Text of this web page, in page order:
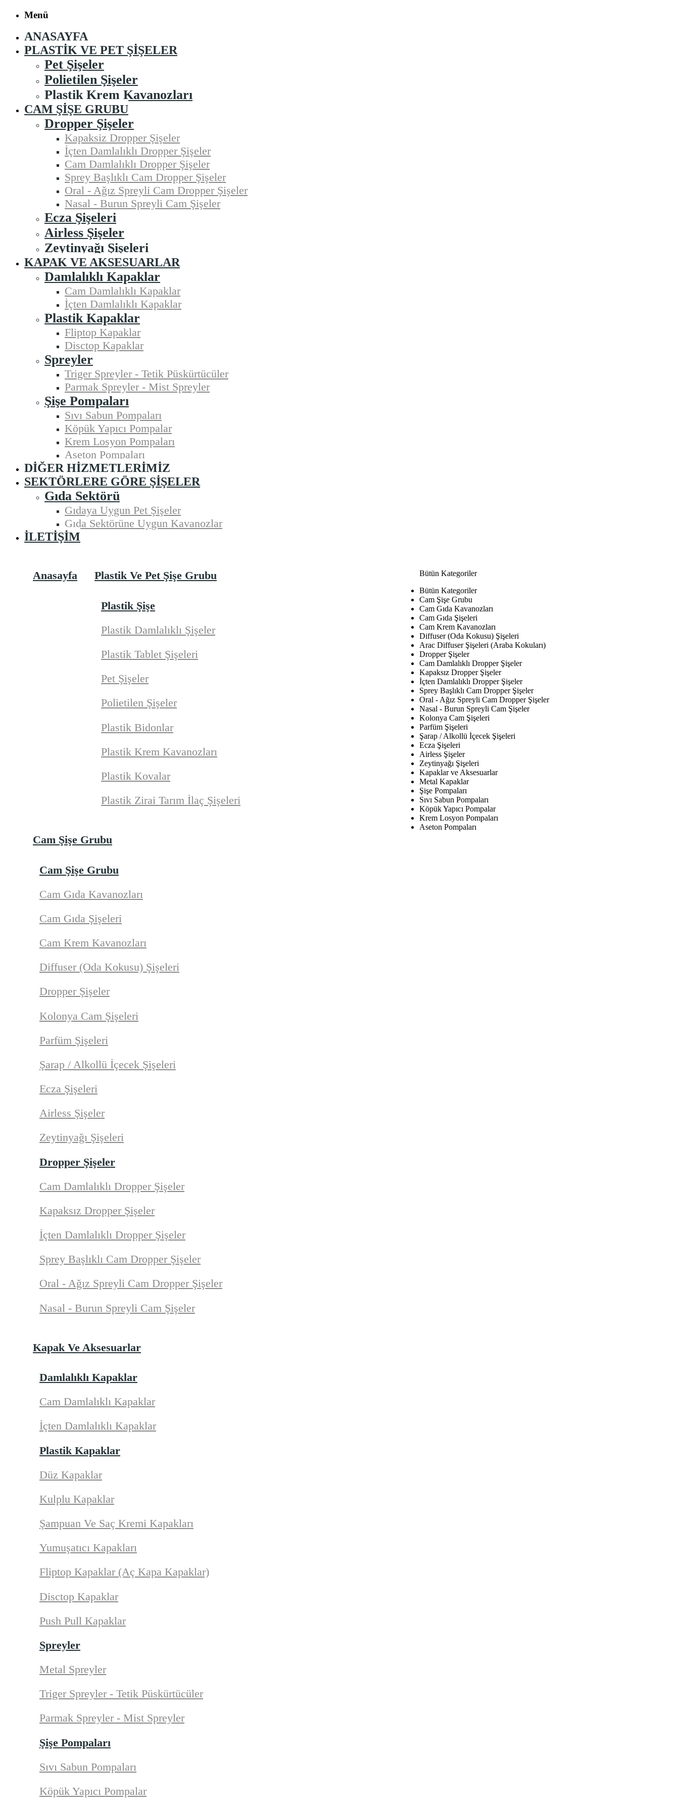
Menü
ANASAYFA
PLASTIK VE PET ŞIŞELER
Pet Şişeler
Polietilen Şişeler
Plastik Krem Kavanozları
CAM ŞIŞE GRUBU
Dropper Şişeler
Kapaksiz Dropper Şişeler
İçten Damlalıklı Dropper Şişeler
Cam Damlalıklı Dropper Şişeler
Sprey Başlıklı Cam Dropper Şişeler
Oral - Ağız Spreyli Cam Dropper Şişeler
Nasal - Burun Spreyli Cam Şişeler
Ecza Şişeleri
Airless Şişeler
Zeytinyağı Şişeleri
KAPAK VE AKSESUARLAR
Damlalıklı Kapaklar
Cam Damlalıklı Kapaklar
İçten Damlalıklı Kapaklar
Plastik Kapaklar
Fliptop Kapaklar
Disctop Kapaklar
Spreyler
Triger Spreyler - Tetik Püskürtücüler
Parmak Spreyler - Mist Spreyler
Şişe Pompaları
Sıvı Sabun Pompaları
Köpük Yapıcı Pompalar
Krem Losyon Pompaları
Aseton Pompaları
DIĞER HIZMETLERIMIZ
SEKTÖRLERE GÖRE ŞIŞELER
Gıda Sektörü
Gıdaya Uygun Pet Şişeler
Gıda Sektörüne Uygun Kavanozlar
İLETIŞIM
Anasayfa Plastik Ve Pet Şişe Grubu
Plastik Şişe
Plastik Damlalıklı Şişeler
Plastik Tablet Şişeleri
Pet Şişeler
Polietilen Şişeler
Plastik Bidonlar
Plastik Krem Kavanozları
Plastik Kovalar
Plastik Zirai Tarım İlaç Şişeleri
Cam Şişe Grubu
Cam Şişe Grubu
Cam Gıda Kavanozları
Cam Gıda Şişeleri
Cam Krem Kavanozları
Diffuser (Oda Kokusu) Şişeleri
Dropper Şişeler
Kolonya Cam Şişeleri
Parfüm Şişeleri
Şarap / Alkollü İçecek Şişeleri
Ecza Şişeleri
Airless Şişeler
Zeytinyağı Şişeleri
Dropper Şişeler
Cam Damlalıklı Dropper Şişeler
Kapaksız Dropper Şişeler
İçten Damlalıklı Dropper Şişeler
Sprey Başlıklı Cam Dropper Şişeler
Oral - Ağız Spreyli Cam Dropper Şişeler
Nasal - Burun Spreyli Cam Şişeler
Kapak Ve Aksesuarlar
Damlalıklı Kapaklar
Cam Damlalıklı Kapaklar
İçten Damlalıklı Kapaklar
Plastik Kapaklar
Düz Kapaklar
Kulplu Kapaklar
Şampuan Ve Saç Kremi Kapakları
Yumuşatıcı Kapakları
Fliptop Kapaklar (Aç Kapa Kapaklar)
Disctop Kapaklar
Push Pull Kapaklar
Spreyler
Metal Spreyler
Triger Spreyler - Tetik Püskürtücüler
Parmak Spreyler - Mist Spreyler
Şişe Pompaları
Sıvı Sabun Pompaları
Köpük Yapıcı Pompalar
Bütün Kategoriler
Bütün Kategoriler
Cam Şişe Grubu
Cam Gıda Kavanozları
Cam Gıda Şişeleri
Cam Krem Kavanozları
Diffuser (Oda Kokusu) Şişeleri
Arac Diffuser Şişeleri (Araba Kokuları)
Dropper Şişeler
Cam Damlalıklı Dropper Şişeler
Kapaksız Dropper Şişeler
İçten Damlalıklı Dropper Şişeler
Sprey Başlıklı Cam Dropper Şişeler
Oral - Ağız Spreyli Cam Dropper Şişeler
Nasal - Burun Spreyli Cam Şişeler
Kolonya Cam Şişeleri
Parfüm Şişeleri
Şarap / Alkollü İçecek Şişeleri
Ecza Şişeleri
Airless Şişeler
Zeytinyağı Şişeleri
Kapaklar ve Aksesuarlar
Metal Kapaklar
Şişe Pompaları
Sıvı Sabun Pompaları
Köpük Yapıcı Pompalar
Krem Losyon Pompaları
Aseton Pompaları